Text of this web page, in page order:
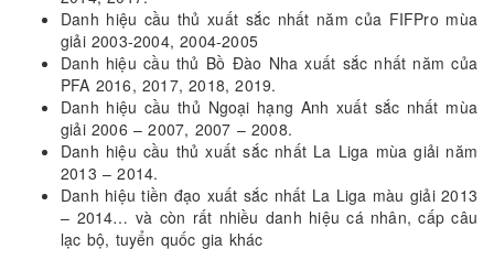
Danh hiệu cầu thủ xuất sắc nhất năm của FIFPro mùa
giải 2003-2004, 2004-2005
Danh hiệu cầu thủ Bồ Đào Nha xuất sắc nhất năm của
PFA 2016, 2017, 2018, 2019.
Danh hiệu cầu thủ Ngoại hạng Anh xuất sắc nhất mùa
giải 2006 – 2007, 2007 – 2008.
Danh hiệu cầu thủ xuất sắc nhất La Liga mùa giải năm
2013 – 2014.
Danh hiệu tiền đạo xuất sắc nhất La Liga màu giải 2013
– 2014… và còn rất nhiều danh hiệu cá nhân, cấp câu
lạc bộ, tuyển quốc gia khác